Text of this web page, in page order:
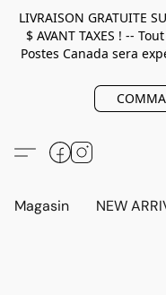
LIVRAISON GRATUITE
$ AVANT TAXES ! --
Postes Canada sera
Magasin NEW